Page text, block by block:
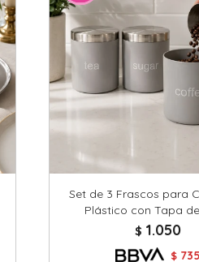
Set de 3 Frascos para
Plástico con Tapa
$ 1.050
$ 735